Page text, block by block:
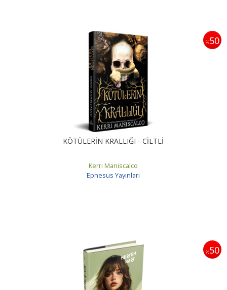
%50
KÖTÜLERİN KRALLIĞI - CİLTLİ
Kerri Maniscalco
Ephesus Yayınları
%50